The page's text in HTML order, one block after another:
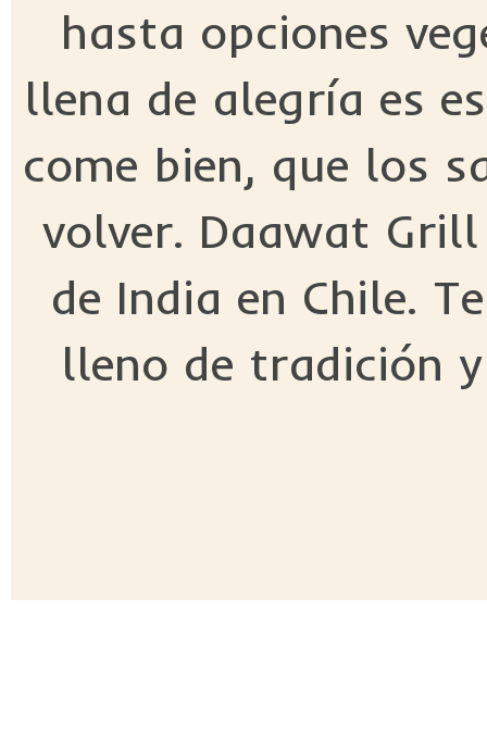
hasta opciones
llena de alegría es
come bien, que los
volver. Daawat
de India en Chile.
lleno de tradición